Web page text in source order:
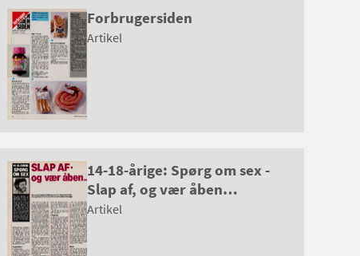
Forbrugersiden
Artikel
14-18-årige: Spørg om sex -
Slap af, og vær åben…
Artikel